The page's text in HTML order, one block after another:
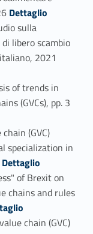
Link identifier #identifier_person_74218-34
Dettaglio
sulla
libero scambio
2021
of trends in
(GVCs), pp. 3
(GVC)
specialization in
Link identifier #identifier_person_167548-37
Dettaglio
of Brexit on
chains and rules
chain (GVC)